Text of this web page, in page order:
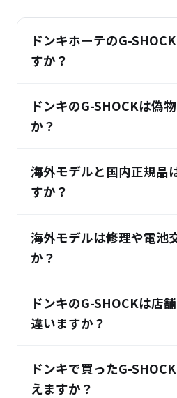
ドンキホーテのG-
すか？
ドンキのG-SHOCKは偽
か？
海外モデルと国内正規品
すか？
海外モデルは修理や電池
か？
ドンキのG-SHOCKは店
違いますか？
ドンキで買ったG-
えますか？